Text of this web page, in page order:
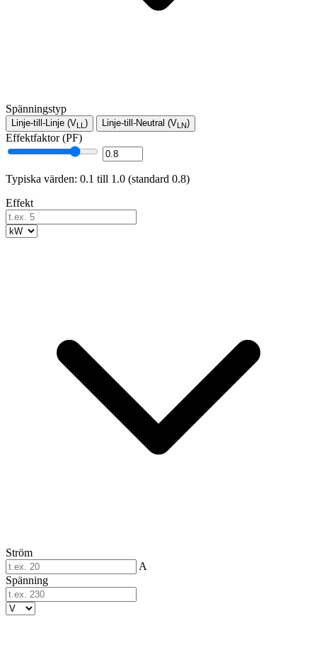
Spänningstyp
Linje-till-Linje (VLL ) Linje-till-Neutral (VLN)
Effektfaktor (PF)
Typiska värden: 0.1 till 1.0 (standard 0.8)
Effekt
Ström
A
Spänning